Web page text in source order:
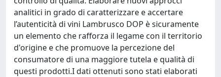
analitici in grado di caratterizzare e accertare
l’autenticità di vini Lambrusco DOP è sicuramente
un elemento che rafforza il legame con il territorio
d'origine e che promuove la percezione del
consumatore di una maggiore tutela e qualità di
questi prodotti.I dati ottenuti sono stati elaborati